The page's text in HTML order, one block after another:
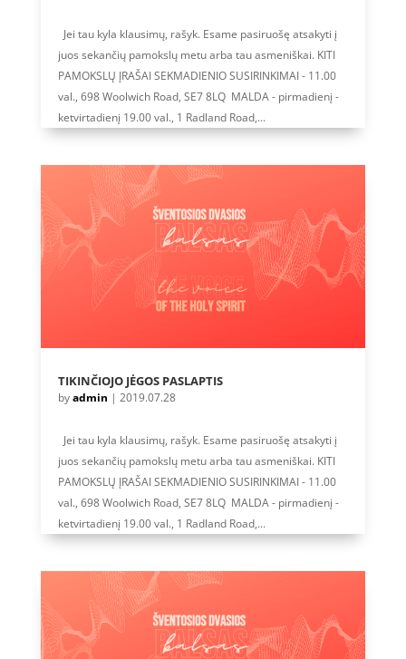
Jei tau kyla klausimų, rašyk. Esame pasiruošę atsakyti į
juos sekančių pamokslų metu arba tau asmeniškai. KITI
PAMOKSLŲ ĮRAŠAI SEKMADIENIO SUSIRINKIMAI - 11.00
val., 698 Woolwich Road, SE7 8LQ MALDA - pirmadienį -
ketvirtadienį 19.00 val., 1 Radland Road,...
TIKINČIOJO JĖGOS PASLAPTIS
byadmin | 2019.07.28
Jei tau kyla klausimų, rašyk. Esame pasiruošę atsakyti į
juos sekančių pamokslų metu arba tau asmeniškai. KITI
PAMOKSLŲ ĮRAŠAI SEKMADIENIO SUSIRINKIMAI - 11.00
val., 698 Woolwich Road, SE7 8LQ MALDA - pirmadienį -
ketvirtadienį 19.00 val., 1 Radland Road,...